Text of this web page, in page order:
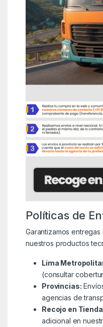
Políticas de
Garantizamos
nuestros productos
Lima
(consultar
Provincias:
agencias de
Recojo en
adicional en